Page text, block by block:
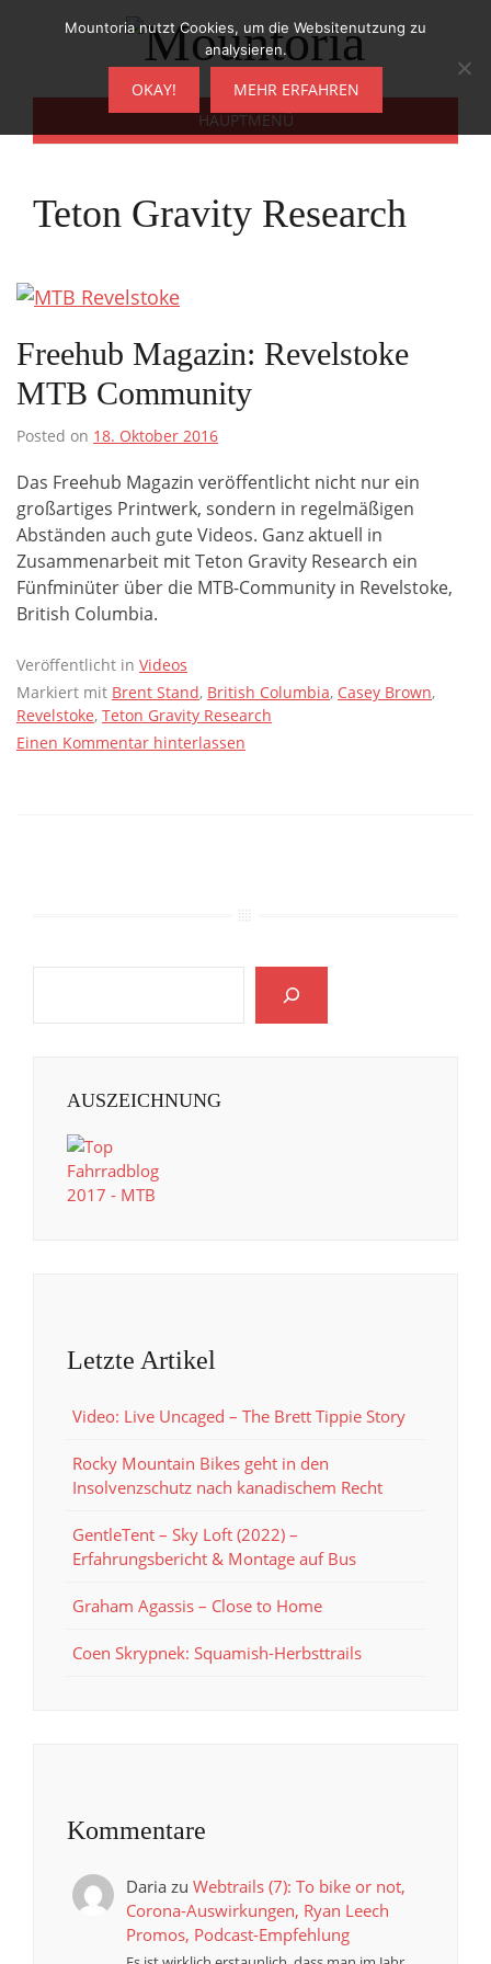
HAUPTMENÜ
Teton Gravity Research
Freehub Magazin: Revelstoke
MTB Community
Posted on 18. Oktober 2016
Das Freehub Magazin veröffentlicht nicht nur ein
großartiges Printwerk, sondern in regelmäßigen
Abständen auch gute Videos. Ganz aktuell in
Zusammenarbeit mit Teton Gravity Research ein
Fünfminüter über die MTB-Community in Revelstoke,
British Columbia.
Veröffentlicht in Videos
Markiert mit Brent Stand, British Columbia, Casey Brown,
Revelstoke, Teton Gravity Research
Einen Kommentar hinterlassen
AUSZEICHNUNG
Letzte Artikel
Video: Live Uncaged – The Brett Tippie Story
Rocky Mountain Bikes geht in den
Insolvenzschutz nach kanadischem Recht
GentleTent – Sky Loft (2022) –
Erfahrungsbericht & Montage auf Bus
Graham Agassis – Close to Home
Coen Skrypnek: Squamish-Herbsttrails
Kommentare
Dariazu Webtrails (7): To bike or not,
Corona-Auswirkungen, Ryan Leech
Promos, Podcast-Empfehlung
Mountoria nutzt Cookies, um die Websitenutzung zu
analysieren.
OKAY! MEHR ERFAHREN